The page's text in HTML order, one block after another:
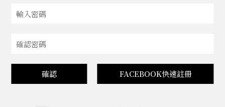
確認 FACEBOOK快速註冊